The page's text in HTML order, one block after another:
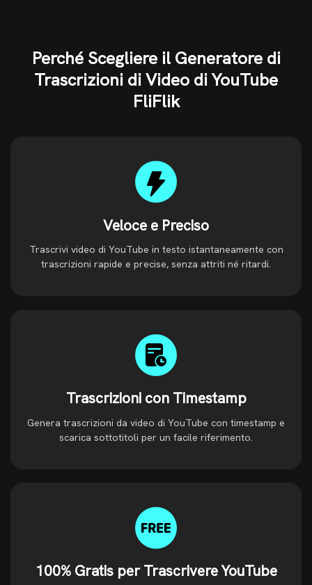
Perché Scegliere il Generatore di
Trascrizioni di Video di YouTube
FliFlik
Veloce e Preciso
Trascrivi video di YouTube in testo istantaneamente con
trascrizioni rapide e precise, senza attriti né ritardi.
Trascrizioni con Timestamp
Genera trascrizioni da video di YouTube con timestamp e
scarica sottotitoli per un facile riferimento.
100% Gratis per Trascrivere YouTube